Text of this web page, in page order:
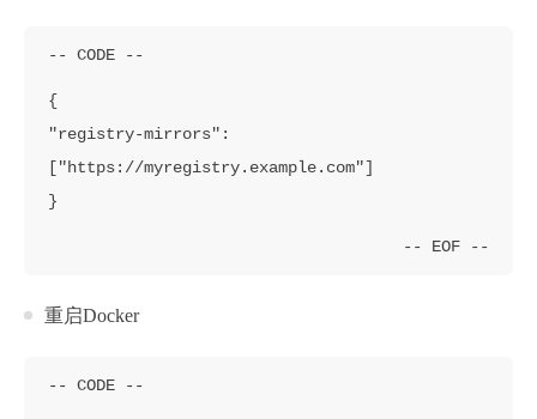
{
"registry-mirrors":
["https://myregistry.example.com"]
}
重启Docker